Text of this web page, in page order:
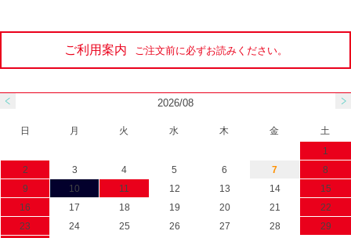
ご利用案内 ご注文前に必ずお読みください。
2026/08
日 月 火 水 木 金
土
1
2
3 4 5 6 7
8
9
10 11 12 13 14
15
16
17 18 19 20 21
22
23
24 25 26 27 28
29